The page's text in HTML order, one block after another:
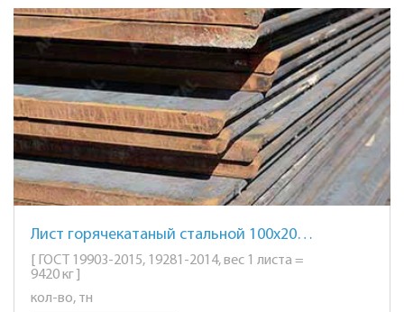
Лист горячекатаный стальной 100х2000х6000мм. ст. 09Г2С
[ ГОСТ 19903-2015, 19281-2014, вес 1 листа =
9420 кг ]
кол-во, тн